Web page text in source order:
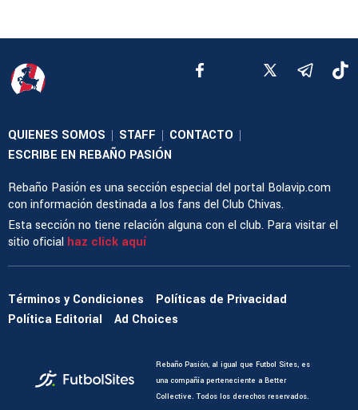
QUIENES SOMOS | STAFF | CONTACTO |
ESCRIBE EN REBAÑO PASIÓN
Rebaño Pasión es una sección especial del portal Bolavip.com
con información destinada a los fans del Club Chivas.
Esta sección no tiene relación alguna con el club. Para visitar el
sitio oficial haz click aquí
Términos y Condiciones
Políticas de Privacidad
Política Editorial
Ad Choices
Rebaño Pasión, al igual que Futbol Sites, es
una compañía perteneciente a Better
Collective. Todos los derechos reservados.